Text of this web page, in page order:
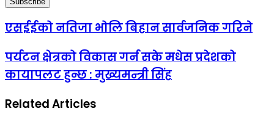
एसईईको नतिजा भोलि बिहान सार्वजनिक गरिने
पर्यटन क्षेत्रको विकास गर्न सके मधेस प्रदेशको
कायापलट हुन्छ : मुख्यमन्त्री सिंह
Related Articles